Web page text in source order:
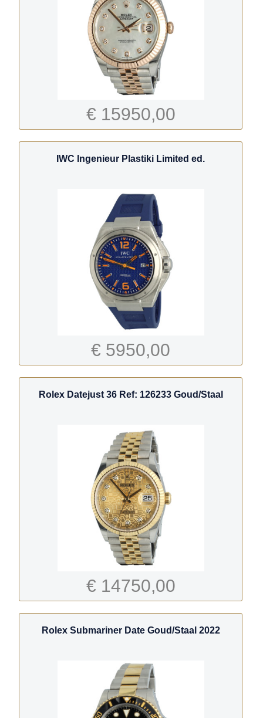
€ 15950,00
IWC Ingenieur Plastiki Limited ed.
€ 5950,00
Rolex Datejust 36 Ref: 126233 Goud/Staal
€ 14750,00
Rolex Submariner Date Goud/Staal 2022